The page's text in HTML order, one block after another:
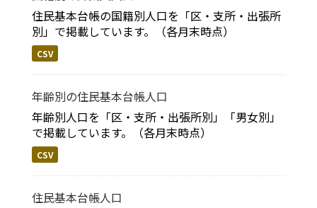
住民基本台帳の国籍別人口を「区・支所・出張所
別」で掲載しています。（各月末時点）
CSV
年齢別の住民基本台帳人口
年齢別人口を「区・支所・出張所別」「男女別」
で掲載しています。（各月末時点）
CSV
住民基本台帳人口